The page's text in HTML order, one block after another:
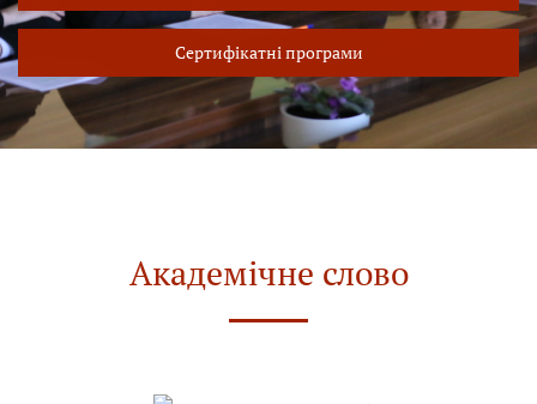
Сертифікатні програми
Академічне слово